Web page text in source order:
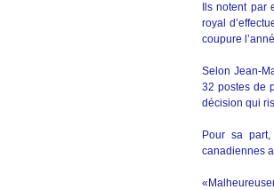
Ils notent
royal
coupure
Selon Jean-
32 postes de
décision qui
Pour sa
canadiennes